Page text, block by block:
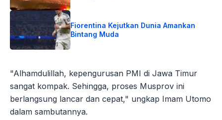
Fiorentina Kejutkan Dunia Amankan
Bintang Muda
"Alhamdulillah, kepengurusan PMI di Jawa Timur
sangat kompak. Sehingga, proses Musprov ini
berlangsung lancar dan cepat," ungkap Imam Utomo
dalam sambutannya.